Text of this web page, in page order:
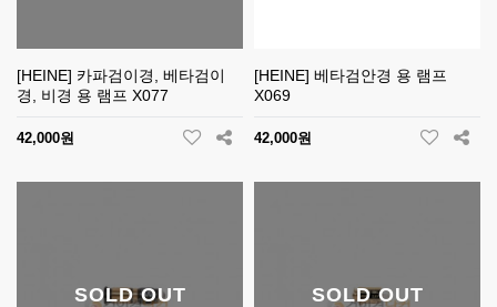
[HEINE] 카파검이경, 베타검이
경, 비경 용 램프 X077
42,000원
[HEINE] 베타검안경 용 램프
X069
42,000원
SOLD OUT SOLD OUT